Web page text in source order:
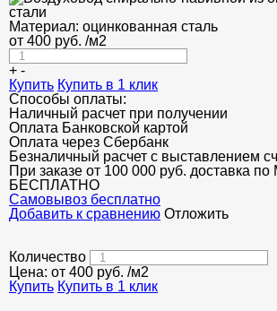
Материал: оцинкованная сталь
от 400 руб. /м2
+ -
Купить Купить в 1 клик
Способы оплаты:
Наличный расчет при получении
Оплата Банковской картой
Оплата через Сбербанк
Безналичный расчет с выставлением
При заказе от 100 000 руб. доставка по
БЕСПЛАТНО
Cамовывоз бесплатно
Добавить к сравнению Отложить
Количество
Цена: от 400 руб. /м2
Купить Купить в 1 клик